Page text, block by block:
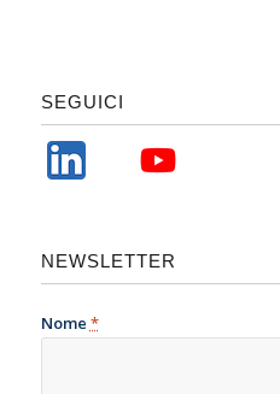
SEGUICI
NEWSLETTER
Nome *